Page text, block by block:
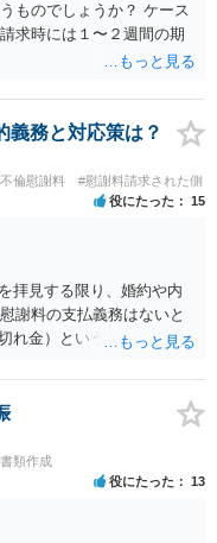
ものでしょうか？ ケース
求時には１〜２週間の期
義務と対応策は？
倫慰謝料 #慰謝料請求された側
役にたった 15
拝見する限り、婚約や内
謝料の支払義務はないと
金）という名目で数十
ます。 4 合意書を取り交
ないことを確認する）を
類作成
役にたった 13